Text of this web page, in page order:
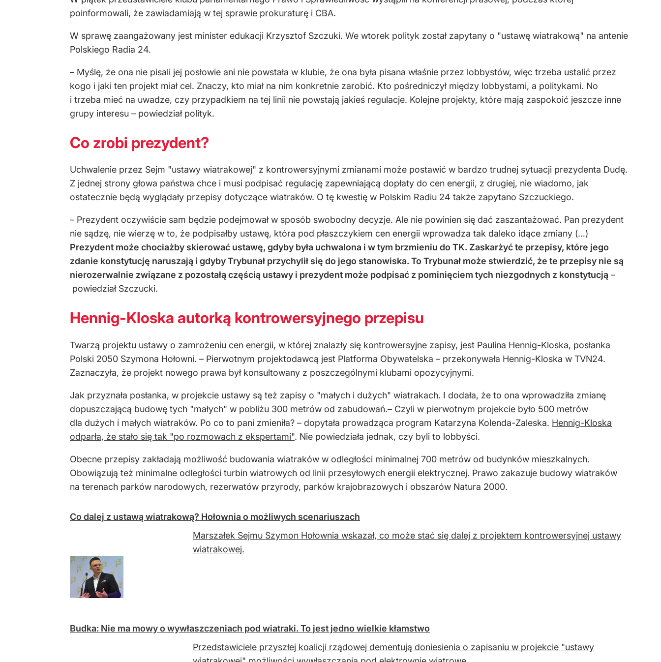
poinformowali, że zawiadamiają w tej sprawie prokuraturę i CBA.
W sprawę zaangażowany jest minister edukacji Krzysztof Szczuki. We wtorek polityk został zapytany o "ustawę wiatrakową" na antenie
Polskiego Radia 24.
– Myślę, że ona nie pisali jej posłowie ani nie powstała w klubie, że ona była pisana właśnie przez lobbystów, więc trzeba ustalić przez
kogo i jaki ten projekt miał cel. Znaczy, kto miał na nim konkretnie zarobić. Kto pośredniczył między lobbystami, a politykami. No
i trzeba mieć na uwadze, czy przypadkiem na tej linii nie powstają jakieś regulacje. Kolejne projekty, które mają zaspokoić jeszcze inne
grupy interesu – powiedział polityk.
Co zrobi prezydent?
Uchwalenie przez Sejm "ustawy wiatrakowej" z kontrowersyjnymi zmianami może postawić w bardzo trudnej sytuacji prezydenta Dudę.
Z jednej strony głowa państwa chce i musi podpisać regulację zapewniającą dopłaty do cen energii, z drugiej, nie wiadomo, jak
ostatecznie będą wyglądały przepisy dotyczące wiatraków. O tę kwestię w Polskim Radiu 24 także zapytano Szczuckiego.
– Prezydent oczywiście sam będzie podejmował w sposób swobodny decyzje. Ale nie powinien się dać zaszantażować. Pan prezydent
nie sądzę, nie wierzę w to, że podpisałby ustawę, która pod płaszczykiem cen energii wprowadza tak daleko idące zmiany (…)
Prezydent może chociażby skierować ustawę, gdyby była uchwalona i w tym brzmieniu do TK. Zaskarżyć te przepisy, które jego
zdanie konstytucję naruszają i gdyby Trybunał przychylił się do jego stanowiska. To Trybunał może stwierdzić, że te przepisy nie są
nierozerwalnie związane z pozostałą częścią ustawy i prezydent może podpisać z pominięciem tych niezgodnych z konstytucją –
powiedział Szczucki.
Hennig-Kloska autorką kontrowersyjnego przepisu
Twarzą projektu ustawy o zamrożeniu cen energii, w której znalazły się kontrowersyjne zapisy, jest Paulina Hennig-Kloska, posłanka
Polski 2050 Szymona Hołowni. – Pierwotnym projektodawcą jest Platforma Obywatelska – przekonywała Hennig-Kloska w TVN24.
Zaznaczyła, że projekt nowego prawa był konsultowany z poszczególnymi klubami opozycyjnymi.
Jak przyznała posłanka, w projekcie ustawy są też zapisy o "małych i dużych" wiatrakach. I dodała, że to ona wprowadziła zmianę
dopuszczającą budowę tych "małych" w pobliżu 300 metrów od zabudowań.– Czyli w pierwotnym projekcie było 500 metrów
dla dużych i małych wiatraków. Po co to pani zmieniła? – dopytała prowadząca program Katarzyna Kolenda-Zaleska. Hennig-Kloska
odparła, że stało się tak "po rozmowach z ekspertami". Nie powiedziała jednak, czy byli to lobbyści.
Obecne przepisy zakładają możliwość budowania wiatraków w odległości minimalnej 700 metrów od budynków mieszkalnych.
Obowiązują też minimalne odległości turbin wiatrowych od linii przesyłowych energii elektrycznej. Prawo zakazuje budowy wiatraków
na terenach parków narodowych, rezerwatów przyrody, parków krajobrazowych i obszarów Natura 2000.
Co dalej z ustawą wiatrakową? Hołownia o możliwych scenariuszach
Marszałek Sejmu Szymon Hołownia wskazał, co może stać się dalej z projektem kontrowersyjnej ustawy
wiatrakowej.
Budka: Nie ma mowy o wywłaszczeniach pod wiatraki. To jest jedno wielkie kłamstwo
Przedstawiciele przyszłej koalicji rządowej dementują doniesienia o zapisaniu w projekcie "ustawy